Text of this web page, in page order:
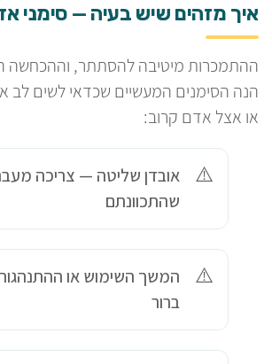
איך מזהים שיש בעיה — סימני
ההתמכרות מיטיבה להסתתר, וההכחשה
הנה הסימנים המעשיים שכדאי לשים
או אצל אדם קרוב:
אובדן שליטה — צריכה
שהתכוונתם
המשך השימוש או
ברור